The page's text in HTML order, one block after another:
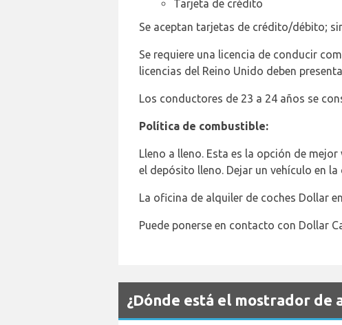
Tarjeta de crédito
Se aceptan tarjetas de crédito/débito;
Se requiere una licencia de conducir
licencias del Reino Unido deben
Los conductores de 23 a 24 años se
Política de combustible:
Lleno a lleno. Esta es la opción de
el depósito lleno. Dejar un vehículo en
La oficina de alquiler de coches Dollar
Puede ponerse en contacto con Dollar
¿Dónde está el mostrador de